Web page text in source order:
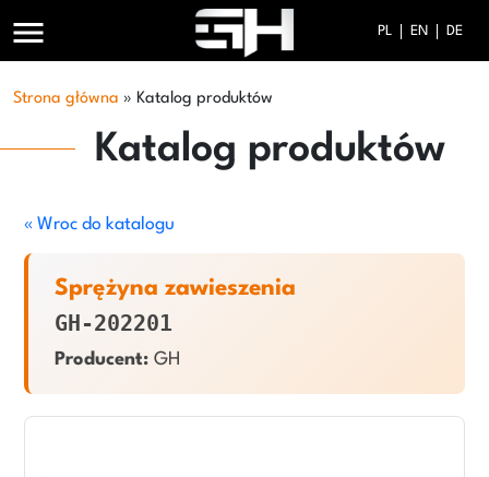
menu PL EN DE
Strona główna » Katalog produktów
Katalog produktów
« Wroc do katalogu
Sprężyna zawieszenia
GH-202201
Producent: GH